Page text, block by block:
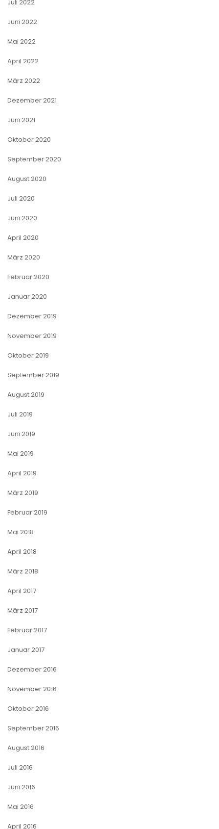
Juli 2022
Juni 2022
Mai 2022
April 2022
März 2022
Dezember 2021
Juni 2021
Oktober 2020
September 2020
August 2020
Juli 2020
Juni 2020
April 2020
März 2020
Februar 2020
Januar 2020
Dezember 2019
November 2019
Oktober 2019
September 2019
August 2019
Juli 2019
Juni 2019
Mai 2019
April 2019
März 2019
Februar 2019
Mai 2018
April 2018
März 2018
April 2017
März 2017
Februar 2017
Januar 2017
Dezember 2016
November 2016
Oktober 2016
September 2016
August 2016
Juli 2016
Juni 2016
Mai 2016
April 2016